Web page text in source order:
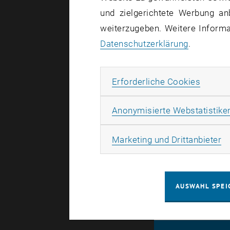
Die TU
Die Bilder
✰
und zielgerichtete Werbung
weiterzugeben. Weitere
Datenschutzerklärung.
Erforderliche Cookies
Anonymisierte
Marketing und Drittanbieter
AUSWAHL